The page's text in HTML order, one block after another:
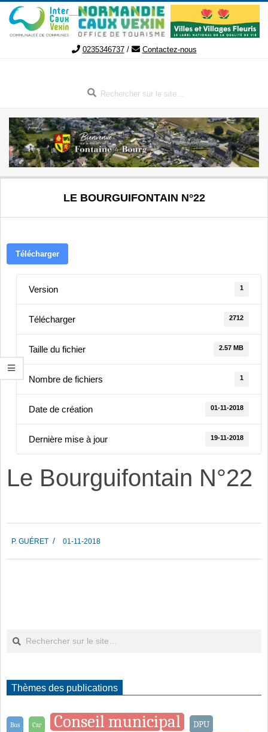
Aller
contenu
0235346737/ Contactez-nous
FONTAINE-
LE-
BOURG
LE BOURGUIFONTAIN N°22
Télécharger
Version 1
Télécharger 2712
Taille du fichier 2.57 MB
Nombre de fichiers 1
Date de création 01-11-2018
Dernière mise à jour 19-11-2018
Le Bourguifontain N°22
11-
01
P. GUÉRET 01-11-2018
Thèmes des publications
Bus Car Conseil municipal DPU